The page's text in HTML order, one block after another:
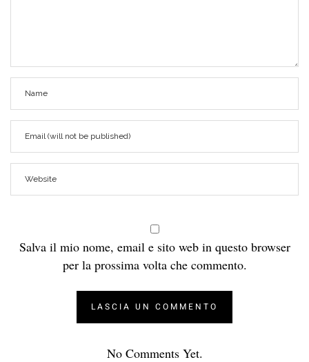
Salva il mio nome, email e sito web in questo browser
per la prossima volta che commento.
No Comments Yet.